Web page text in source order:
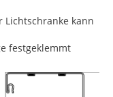
Lichtschranke kann
festgeklemmt